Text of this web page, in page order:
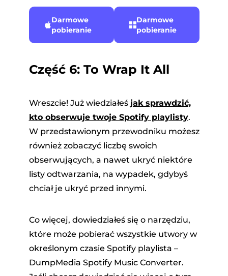
Darmowe
pobieranie
Darmowe
pobieranie
Część 6: To Wrap It All
Wreszcie! Już wiedziałeś jak sprawdzić,
kto obserwuje twoje Spotify playlisty.
W przedstawionym przewodniku możesz
również zobaczyć liczbę swoich
obserwujących, a nawet ukryć niektóre
listy odtwarzania, na wypadek, gdybyś
chciał je ukryć przed innymi.
Co więcej, dowiedziałeś się o narzędziu,
które może pobierać wszystkie utwory w
określonym czasie Spotify playlista –
DumpMedia Spotify Music Converter.